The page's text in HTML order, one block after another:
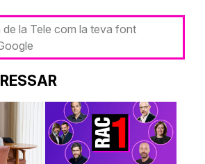
de la Tele com la teva font